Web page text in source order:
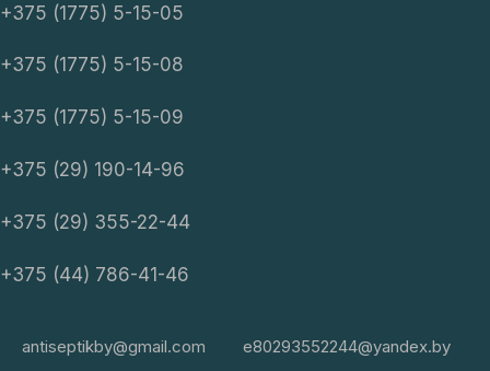
+375 (1775) 5-15-05
+375 (1775) 5-15-08
+375 (1775) 5-15-09
+375 (29) 190-14-96
+375 (29) 355-22-44
+375 (44) 786-41-46
antiseptikby@gmail.com e80293552244@yandex.by